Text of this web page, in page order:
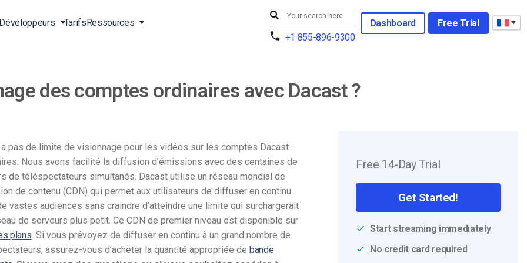
Streaming vidéo en direct
Lecteur vidéo HTML5
Solutions de livraison dans le
monde entier
Galerie vidéo de l’Expo
Streaming en direct CDN
Analyse et statistique vidéo
en
Vidéo pour les entreprises
Agences de création
Streaming en direct pour les
musiciens
Stations de radio et de
télévision
Outils pour développeurs
Téléchargement sécurisé de
vidéos
TarifsRessources
Support 24/7
A propos de nous
Carrières
Partenaires
Contact
+1 855-896-9300
Dashboard Free Trial
des comptes ordinaires avec Dacast ?
a pas de limite de visionnage pour les vidéos sur les comptes Dacast
Nous avons facilité la diffusion d’émissions avec des centaines de
de téléspectateurs simultanés. Dacast utilise un réseau mondial de
de contenu (CDN) qui permet aux utilisateurs de diffuser en continu
vastes audiences sans craindre d’atteindre une limite qui surchargerait
de serveurs plus petit. Ce CDN de premier niveau est disponible sur
plans. Si vous prévoyez de diffuser en continu à un grand nombre de
assurez-vous d’acheter la quantité appropriée de bande
Free 14-Day Trial
Get Started!
Start streaming immediately
No credit card required